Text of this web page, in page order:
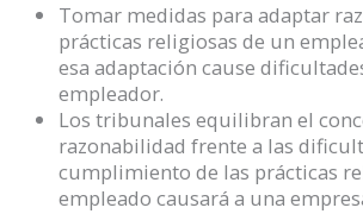
Tomar medidas para adaptar
prácticas religiosas de un
esa adaptación cause
empleador.
Los tribunales equilibran el
razonabilidad frente a las
cumplimiento de las prácticas
empleado causará a una